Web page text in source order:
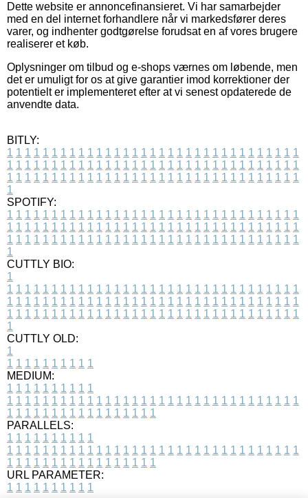
Dette website er annoncefinansieret. Vi har samarbejder
med en del internet forhandlere når vi markedsfører deres
varer, og indhenter godtgørelse forudsat en af vores brugere
realiserer et køb.
Oplysninger om tilbud og e-shops værnes om løbende, men
det er umuligt for os at give garantier imod korrektioner der
potentielt er implementeret efter at vi senest opdaterede de
anvendte data.
BITLY:
1 1 1 1 1 1 1 1 1 1 1 1 1 1 1 1 1 1 1 1 1 1 1 1 1 1 1 1 1 1 1 1 1
1 1 1 1 1 1 1 1 1 1 1 1 1 1 1 1 1 1 1 1 1 1 1 1 1 1 1 1 1 1 1 1 1
1 1 1 1 1 1 1 1 1 1 1 1 1 1 1 1 1 1 1 1 1 1 1 1 1 1 1 1 1 1 1 1 1
1
SPOTIFY:
1 1 1 1 1 1 1 1 1 1 1 1 1 1 1 1 1 1 1 1 1 1 1 1 1 1 1 1 1 1 1 1 1
1 1 1 1 1 1 1 1 1 1 1 1 1 1 1 1 1 1 1 1 1 1 1 1 1 1 1 1 1 1 1 1 1
1 1 1 1 1 1 1 1 1 1 1 1 1 1 1 1 1 1 1 1 1 1 1 1 1 1 1 1 1 1 1 1 1
1
CUTTLY BIO:
1
1 1 1 1 1 1 1 1 1 1 1 1 1 1 1 1 1 1 1 1 1 1 1 1 1 1 1 1 1 1 1 1 1
1 1 1 1 1 1 1 1 1 1 1 1 1 1 1 1 1 1 1 1 1 1 1 1 1 1 1 1 1 1 1 1 1
1 1 1 1 1 1 1 1 1 1 1 1 1 1 1 1 1 1 1 1 1 1 1 1 1 1 1 1 1 1 1 1 1
1
CUTTLY OLD:
1
1 1 1 1 1 1 1 1 1 1
MEDIUM:
1 1 1 1 1 1 1 1 1 1
1 1 1 1 1 1 1 1 1 1 1 1 1 1 1 1 1 1 1 1 1 1 1 1 1 1 1 1 1 1 1 1 1
1 1 1 1 1 1 1 1 1 1 1 1 1 1 1 1 1
PARALLELS:
1 1 1 1 1 1 1 1 1 1
1 1 1 1 1 1 1 1 1 1 1 1 1 1 1 1 1 1 1 1 1 1 1 1 1 1 1 1 1 1 1 1 1
1 1 1 1 1 1 1 1 1 1 1 1 1 1 1 1 1
URL PARAMETER:
1 1 1 1 1 1 1 1 1 1